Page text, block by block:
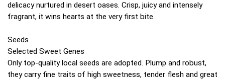
delicacy nurtured in desert oases. Crisp, juicy and intensely
fragrant, it wins hearts at the very first bite.
Seeds
Selected Sweet Genes
Only top-quality local seeds are adopted. Plump and robust,
they carry fine traits of high sweetness, tender flesh and great